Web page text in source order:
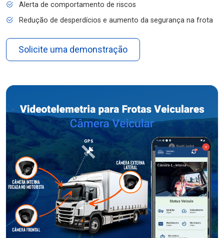
Alerta de comportamento de riscos
Redução de desperdícios e aumento da segurança na frota
Solicite uma demonstração